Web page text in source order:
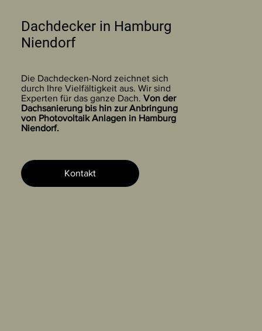
Dachdecker in Hamburg
Niendorf
Die Dachdecken-Nord zeichnet sich
durch Ihre Vielfältigkeit aus. Wir sind
Experten für das ganze Dach. Von der
Dachsanierung bis hin zur Anbringung
von Photovoltaik Anlagen in Hamburg
Niendorf.
Kontakt